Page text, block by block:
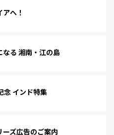
へ！
る 湘南・江の島
念 インド特集
ーズ広告のご案内